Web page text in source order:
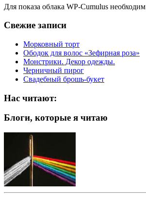
Для показа облака WP-Cumulus необходим
Свежие записи
Морковный торт
Ободок для волос «Зефирная роза»
Монстрики. Декор одежды.
Черничный пирог
Свадебный брошь-букет
Нас читают:
Блоги, которые я читаю